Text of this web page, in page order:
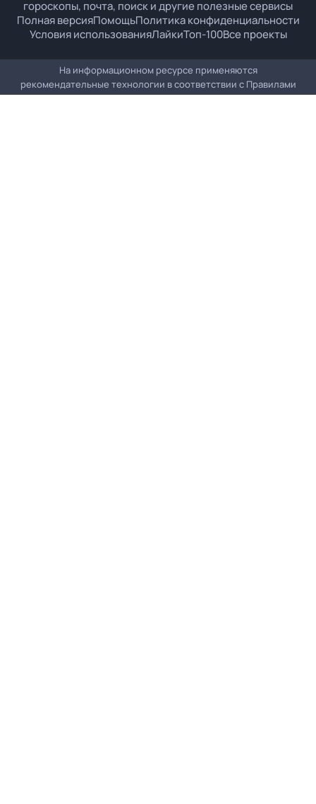
гороскопы, почта, поиск и другие полезные сервисы
Полная версияПомощьПолитика конфиденциальности
Условия использованияЛайкиТоп-100Все проекты
На информационном ресурсе применяются
рекомендательные технологии в соответствии с Правилами